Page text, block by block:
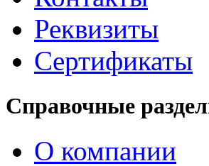
Реквизиты
Сертификаты
Справочные
О компании